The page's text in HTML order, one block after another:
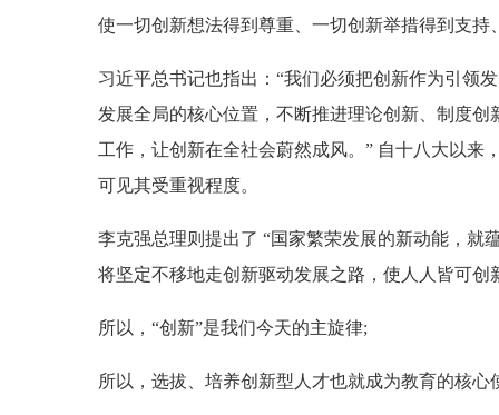
使一切创新想法得到尊重、一切创新举措得到支
习近平总书记也指出：“我们必须把创新作为引领
发展全局的核心位置，不断推进理论创新、制度
工作，让创新在全社会蔚然成风。” 自十八大以来
可见其受重视程度。
李克强总理则提出了 “国家繁荣发展的新动能，就
将坚定不移地走创新驱动发展之路，使人人皆可创
所以，“创新”是我们今天的主旋律;
所以，选拔、培养创新型人才也就成为教育的核心